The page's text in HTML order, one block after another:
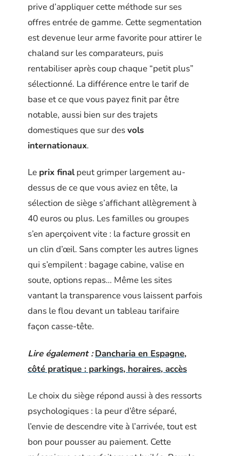
prive d’appliquer cette méthode sur ses
offres entrée de gamme. Cette segmentation
est devenue leur arme favorite pour attirer le
chaland sur les comparateurs, puis
rentabiliser après coup chaque “petit plus”
sélectionné. La différence entre le tarif de
base et ce que vous payez finit par être
notable, aussi bien sur des trajets
domestiques que sur desvols
internationaux.
Le prix finalpeut grimper largement au-
dessus de ce que vous aviez en tête, la
sélection de siège s’affichant allègrement à
40 euros ou plus. Les familles ou groupes
s’en aperçoivent vite : la facture grossit en
un clin d’œil. Sans compter les autres lignes
qui s’empilent : bagage cabine, valise en
soute, options repas… Même les sites
vantant la transparence vous laissent parfois
dans le flou devant un tableau tarifaire
façon casse-tête.
Lire également : Dancharia en Espagne,
côté pratique : parkings, horaires, accès
Le choix du siège répond aussi à des ressorts
psychologiques : la peur d’être séparé,
l’envie de descendre vite à l’arrivée, tout est
bon pour pousser au paiement. Cette